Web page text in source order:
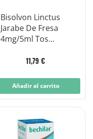
Bisolvon Linctus
Jarabe De Fresa
4mg/5ml Tos
11,79 €
Añadir al carrito